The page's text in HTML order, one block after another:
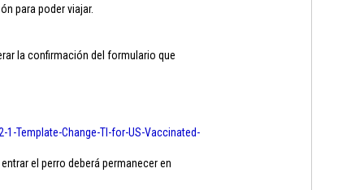
para poder viajar.
la confirmación del formulario que
1-Template-Change-TI-for-US-Vaccinated-
el perro deberá permanecer en